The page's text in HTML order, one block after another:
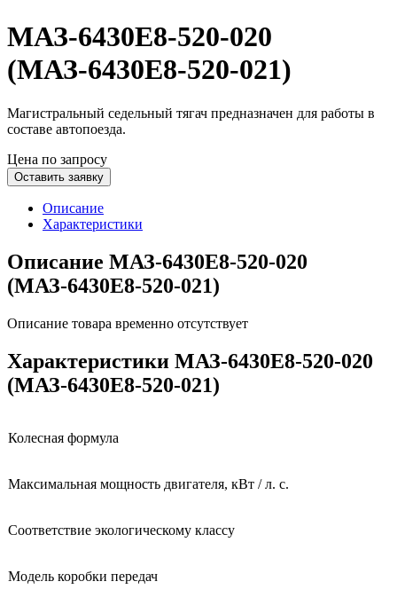
МАЗ-6430E8-520-020
(МАЗ-6430E8-520-021)
Магистральный седельный тягач предназначен для работы в
составе автопоезда.
Цена по запросу
Оставить заявку
Описание
Характеристики
Описание МАЗ-6430E8-520-020
(МАЗ-6430E8-520-021)
Описание товара временно отсутствует
Характеристики МАЗ-6430E8-520-020
(МАЗ-6430E8-520-021)
Колесная формула
Максимальная мощность двигателя, кВт / л. с.
Соответствие экологическому классу
Модель коробки передач